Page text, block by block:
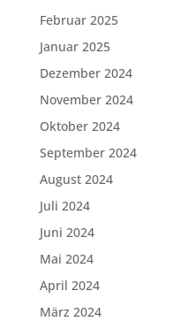
Februar 2025
Januar 2025
Dezember 2024
November 2024
Oktober 2024
September 2024
August 2024
Juli 2024
Juni 2024
Mai 2024
April 2024
März 2024